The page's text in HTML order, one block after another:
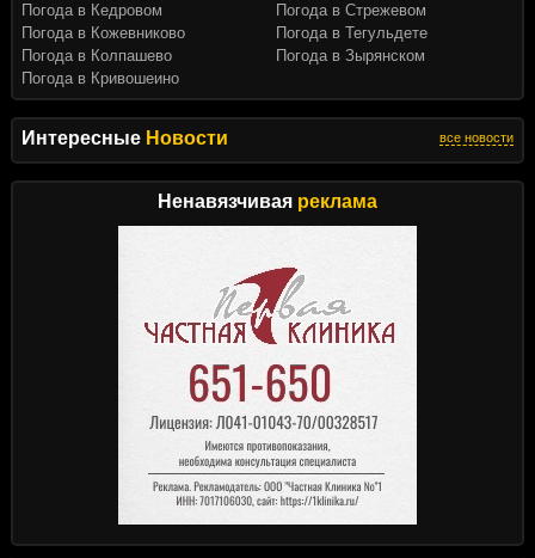
Интересные Новости все новости
Ненавязчивая реклама
Погода в Кедровом
Погода в Кожевниково
Погода в Колпашево
Погода в Кривошеино
Погода в Стрежевом
Погода в Тегульдете
Погода в Зырянском